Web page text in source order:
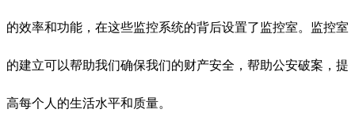
的效率和功能，在这些监控系统的背后设置了监控室。监控室
的建立可以帮助我们确保我们的财产安全，帮助公安破案，提
高每个人的生活水平和质量。